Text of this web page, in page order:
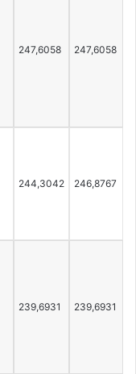
247,6058 247,6058
244,3042 246,8767
239,6931 239,6931